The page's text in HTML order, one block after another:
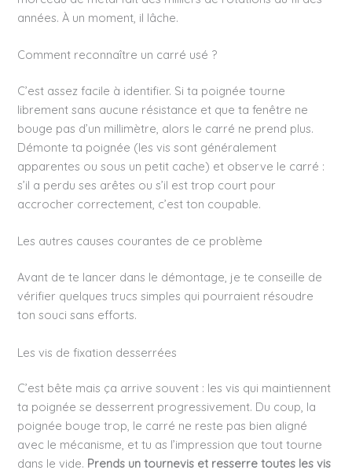
années. À un moment, il lâche.
Comment reconnaître un carré usé ?
C’est assez facile à identifier. Si ta poignée tourne
librement sans aucune résistance et que ta fenêtre ne
bouge pas d’un millimètre, alors le carré ne prend plus.
Démonte ta poignée (les vis sont généralement
apparentes ou sous un petit cache) et observe le carré :
s’il a perdu ses arêtes ou s’il est trop court pour
accrocher correctement, c’est ton coupable.
Les autres causes courantes de ce problème
Avant de te lancer dans le démontage, je te conseille de
vérifier quelques trucs simples qui pourraient résoudre
ton souci sans efforts.
Les vis de fixation desserrées
C’est bête mais ça arrive souvent : les vis qui maintiennent
ta poignée se desserrent progressivement. Du coup, la
poignée bouge trop, le carré ne reste pas bien aligné
avec le mécanisme, et tu as l’impression que tout tourne
dans le vide. Prends un tournevis et resserre toutes les vis